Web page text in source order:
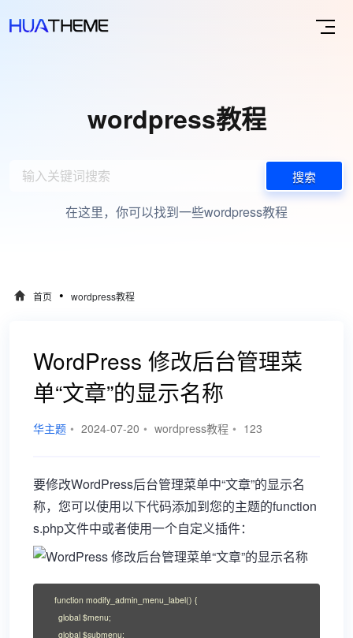
wordpress教程
搜索
在这里，你可以找到一些wordpress教程
首页 • wordpress教程
WordPress 修改后台管理菜
单“文章”的显示名称
华主题 • 2024-07-20 • wordpress教程 • 123
要修改WordPress后台管理菜单中“文章”的显示名
称，您可以使用以下代码添加到您的主题的function
s.php文件中或者使用一个自定义插件：
function modify_admin_menu_label() {